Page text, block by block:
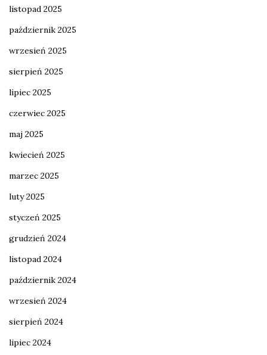
listopad 2025
październik 2025
wrzesień 2025
sierpień 2025
lipiec 2025
czerwiec 2025
maj 2025
kwiecień 2025
marzec 2025
luty 2025
styczeń 2025
grudzień 2024
listopad 2024
październik 2024
wrzesień 2024
sierpień 2024
lipiec 2024